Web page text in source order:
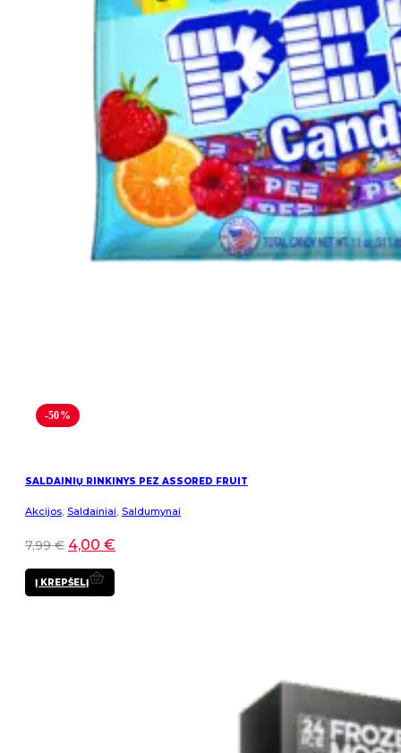
-50%
SALDAINIŲ RINKINYS PEZ ASSORED FRUIT
Akcijos, Saldainiai, Saldumynai
7,99€ 4,00 €
Į KREPŠELĮ